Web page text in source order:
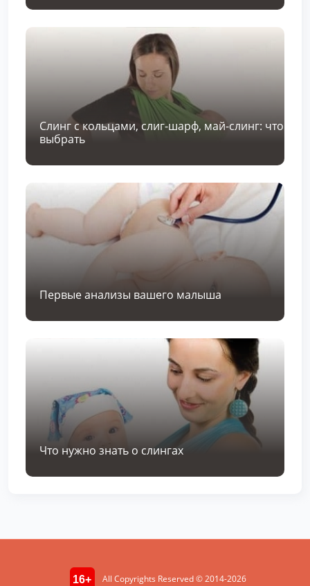
Слинг с кольцами, слиг-шарф, май-слинг: что
выбрать
Первые анализы вашего малыша
Что нужно знать о слингах
16+ All Copyrights Reserved © 2014-2026